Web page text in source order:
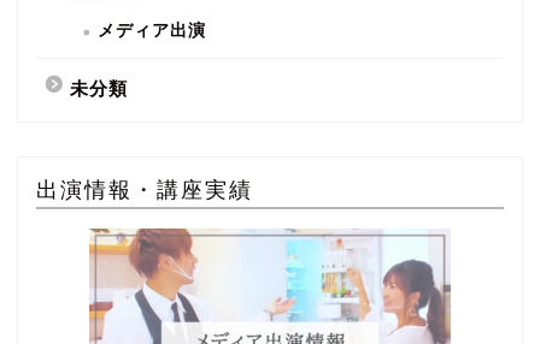
メディア出演
未分類
出演情報・講座実績